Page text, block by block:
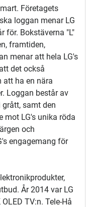
Företagets
loggan menar LG
för. Bokstäverna "L"
framtiden,
menar att hela LG's
det också
att ha en nära
Loggan består av
samt den
mot LG's unika röda
och
engagemang för
År 2014 var LG
TV:n. Tele-Hå